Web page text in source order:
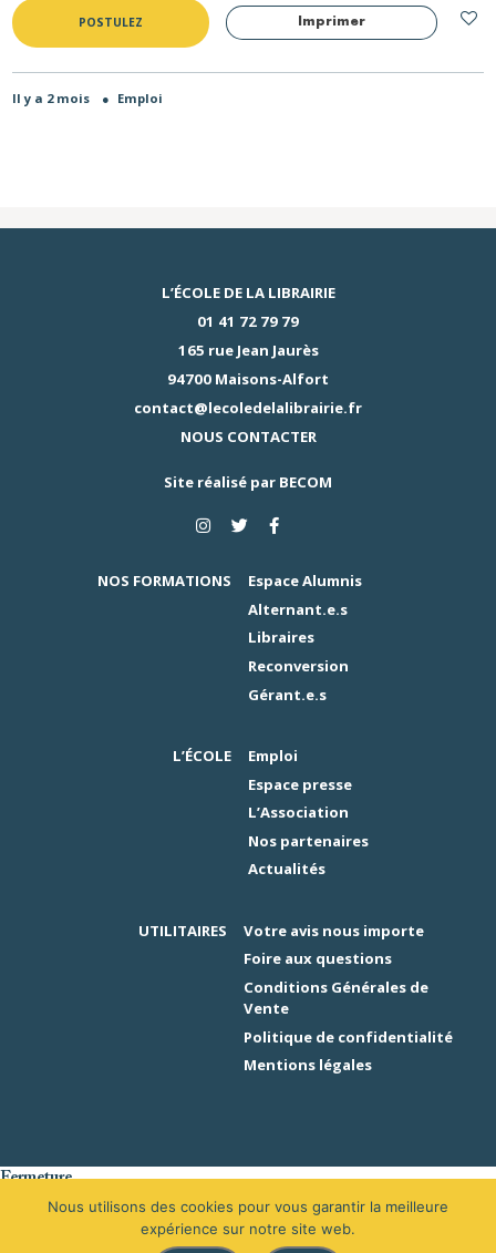
POSTULEZ Imprimer
Il y a 2 mois ● Emploi
L’ÉCOLE DE LA LIBRAIRIE
01 41 72 79 79
165 rue Jean Jaurès
94700 Maisons-Alfort
contact@lecoledelalibrairie.fr
NOUS CONTACTER
Site réalisé par BECOM
NOS FORMATIONS
Espace Alumnis
Alternant.e.s
Libraires
Reconversion
Gérant.e.s
L’ÉCOLE
Emploi
Espace presse
L’Association
Nos partenaires
Actualités
UTILITAIRES
Votre avis nous importe
Foire aux questions
Conditions Générales de
Vente
Politique de confidentialité
Mentions légales
Fermeture
L’École de la Librairie sera fermée du 1
au 16 août 2026 inclus. En
raison des congés, votre demande de devis sera traitée à partir du 31
Nous utilisons des cookies pour vous garantir la meilleure
expérience sur notre site web.